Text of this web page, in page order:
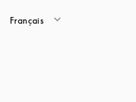
Français